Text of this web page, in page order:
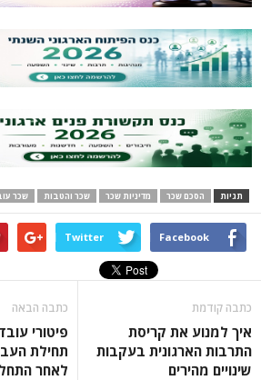
שכר מדיניות שכר שכר והטבות שכר עובדים שכר עידוד
Twitter
קריסת
בעקבות
פיטורי עובד ביום שלפני
תחילת העבודה או מייד
לאחר התחלתה